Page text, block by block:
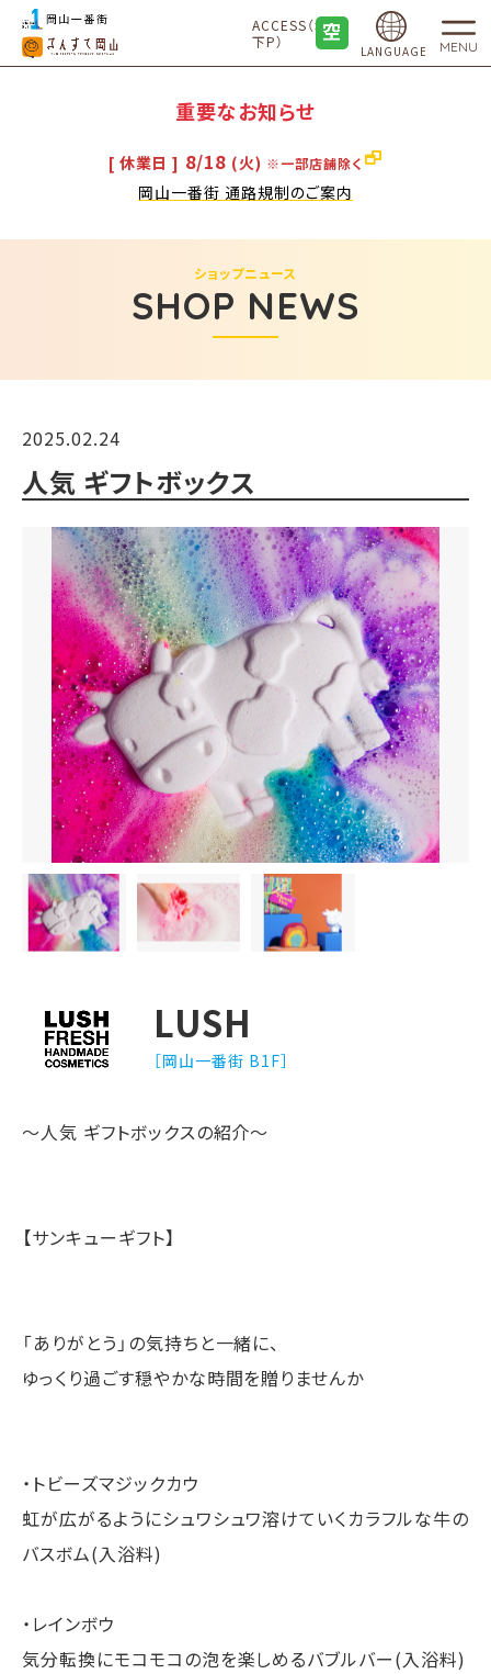
ACCESS（地
下P）
LANGUAGE MENU
重要なお知らせ
[ 休業日 ] 8/18 (火) ※一部店舗除く
岡山一番街 通路規制のご案内
SHOP NEWS
ショップニュース
2025.02.24
人気 ギフトボックス
LUSH
［岡山一番街 B1F］
～人気 ギフトボックスの紹介～
【サンキューギフト】
「ありがとう」の気持ちと一緒に、
ゆっくり過ごす穏やかな時間を贈りませんか
・トビーズマジックカウ
虹が広がるようにシュワシュワ溶けていくカラフルな牛の
バスボム(入浴料)
・レインボウ
気分転換にモコモコの泡を楽しめるバブルバー(入浴料)